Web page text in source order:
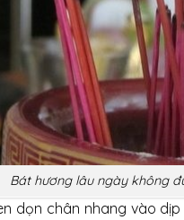
Bát hương lâu ngày không
dọn chân nhang vào